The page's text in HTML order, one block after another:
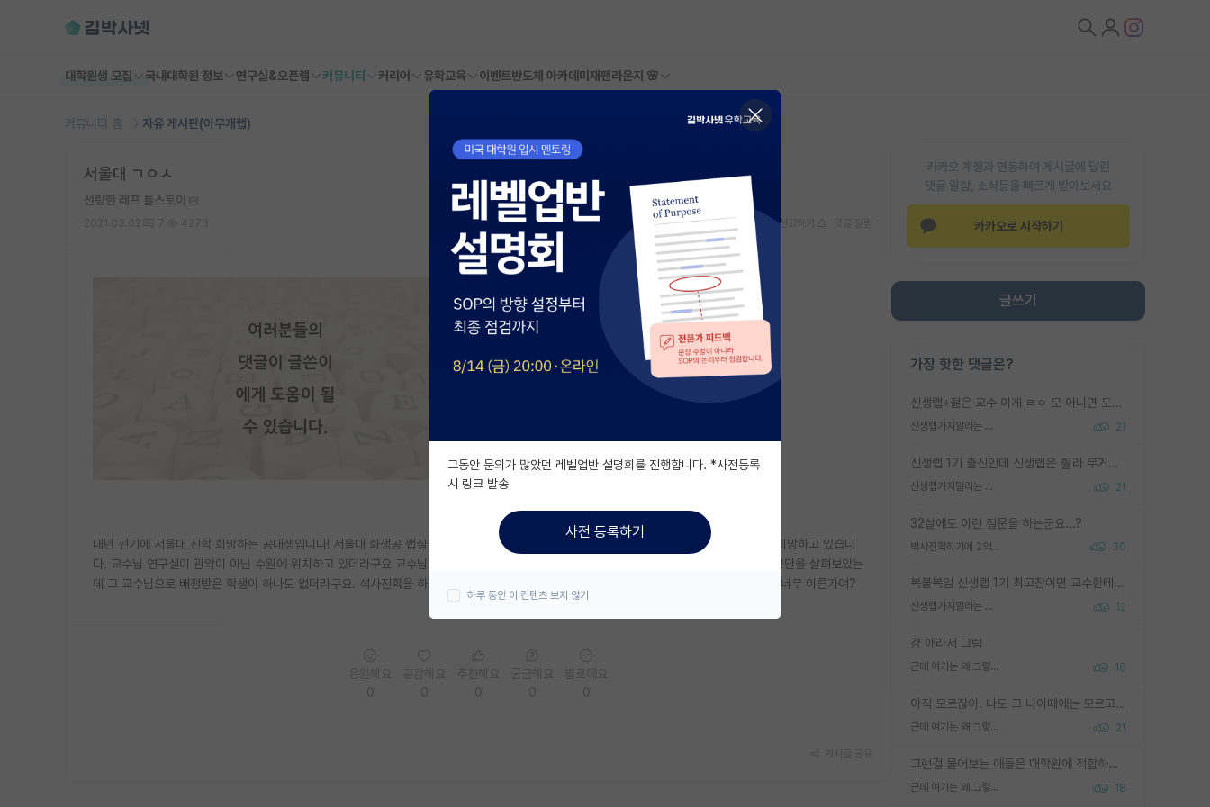
대학원생 모집 국내대학원 정보 연구실&오픈랩 커뮤니티 커리어 유학교육 이벤트반도체 아카데미 재팬라운지 🌸
커뮤니티 홈 자유 게시판(아무개랩)
카카오 계정과 연동하여 게시글에 달린
댓글 알람, 소식등을 빠르게 받아보세요
카카오로 시작하기
글쓰기
가장 핫한 댓글은?
신생랩+젊은 교수 이게 ㄹㅇ 모 아니면 도인듯.
신생랩가지말라는 이유가 있었구나 21
신생랩 1기 출신인데 신생랩은 줠라 무거운 바벨 같은거임. 들면 대박인데 못들면 깔려 죽음. 아무도 알려주지 않는 환경에서 자생해야하지만, 일단 살아남았다면 그 어떤 사람보다 악착같고 생존력 높은 사람으로 거듭날 수 있음
신생랩가지말라는 이유가 있었구나 21
32살에도 이런 질문을 하는군요...?
박사진학하기에 2억은 괜찮은 (?) 정도의 경제력인가요 30
복불복임 신생랩 1기 최고참이면 교수한테 직접 지도받는 시간이 매우 많음 제대로 된 교수라면 말이지 그게 아니라면 그냥 넌 해방 불가능한 노예 1호에 감점쓰레기통이 되는거고
신생랩가지말라는 이유가 있었구나 12
걍 애라서 그럼
근데 여기는 왜 그렇게 SPK를 물어보는거임? 16
아직 모르잖아. 나도 그 나이때에는 모르고 평가 받고 안심하고 싶었어.
근데 여기는 왜 그렇게 SPK를 물어보는거임? 21
그런걸 물어보는 애들은 대학원에 적합하지 않다
근데 여기는 왜 그렇게 SPK를 물어보는거임? 18
서울대 ㄱㅇㅅ
선량한 레프 톨스토이
스크랩 신고하기
내년 전기에 서울대 진학 희망하는 공대생입니다! 서울대 화생공 랩실을 알아보던 중 ㄱㅇㅅ 교수님께서 하시는 연구에 관심이 생겨서 진학을 희망하고 있습니
다. 교수님 연구실이 관악이 아닌 수원에 위치하고 있더라구요 교수님도 융기원 소속이기도 하시고? 그리고 최근 몇년간 합격자 교수님 배정 명단을 살펴보았는
데 그 교수님으로 배정받은 학생이 하나도 없더라구요. 석사진학을 하고싶은데 그냥 교수님께 메일 드려보는게 제일 빠르겟죠? 지금 칸택하면 너무 이른가여?
그동안 문의가 많았던 레벨업반 설명회를 진행합니다. *사전등록
시 링크 발송
사전 등록하기
하루 동안 이 컨텐츠 보지 않기